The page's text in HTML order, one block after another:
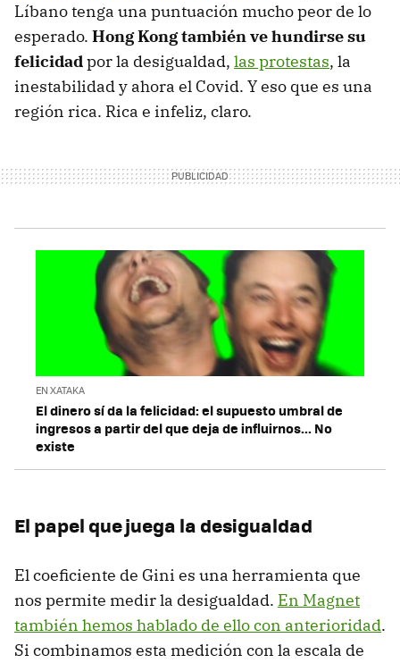
Líbano tenga una puntuación mucho peor de lo
esperado. Hong Kong también ve hundirse su
felicidadpor la desigualdad, las protestas, la
inestabilidad y ahora el Covid. Y eso que es una
región rica. Rica e infeliz, claro.
EN XATAKA
El dinero sí da la felicidad: el supuesto umbral de
ingresos a partir del que deja de influirnos... No
existe
El papel que juega la desigualdad
El coeficiente de Gini es una herramienta que
nos permite medir la desigualdad. En Magnet
también hemos hablado de ello con anterioridad.
Si combinamos esta medición con la escala de